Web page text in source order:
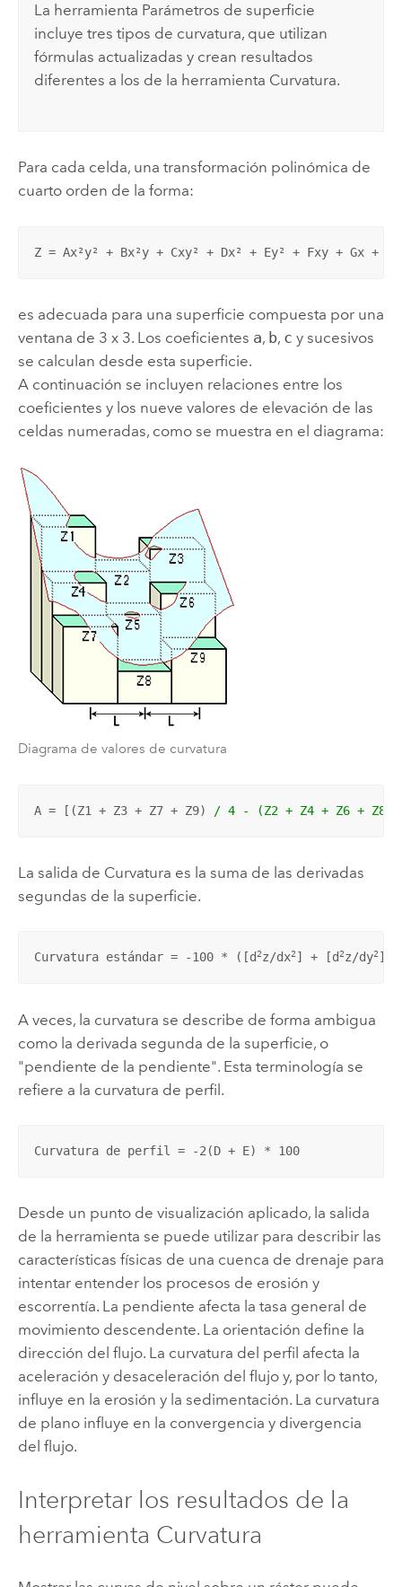
La herramienta Parámetros de superficie
incluye tres tipos de curvatura, que utilizan
fórmulas actualizadas y crean resultados
diferentes a los de la herramienta Curvatura.
Para cada celda, una transformación polinómica de
cuarto orden de la forma:
Z = Ax²y² + Bx²y + Cxy² + Dx² + Ey² + Fxy + Gx +
es adecuada para una superficie compuesta por una
ventana de 3 x 3. Los coeficientes a, b, c y sucesivos
se calculan desde esta superficie.
A continuación se incluyen relaciones entre los
coeficientes y los nueve valores de elevación de las
celdas numeradas, como se muestra en el diagrama:
Diagrama de valores de curvatura
A = [(Z1 + Z3 + Z7 + Z9) / 4 - (Z2 + Z4 + Z6 + Z8)
La salida de Curvatura es la suma de las derivadas
segundas de la superficie.
Curvatura estándar = -100 * ([d2z/dx2] + [d2z/dy2])
A veces, la curvatura se describe de forma ambigua
como la derivada segunda de la superficie, o
"pendiente de la pendiente". Esta terminología se
refiere a la curvatura de perfil.
Curvatura de perfil = -2(D + E) * 100
Desde un punto de visualización aplicado, la salida
de la herramienta se puede utilizar para describir las
características físicas de una cuenca de drenaje para
intentar entender los procesos de erosión y
escorrentía. La pendiente afecta la tasa general de
movimiento descendente. La orientación define la
dirección del flujo. La curvatura del perfil afecta la
aceleración y desaceleración del flujo y, por lo tanto,
influye en la erosión y la sedimentación. La curvatura
de plano influye en la convergencia y divergencia
del flujo.
Interpretar los resultados de la
herramienta Curvatura